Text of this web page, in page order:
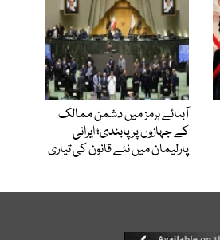
آبنائے ہرمز میں دشمن ممالک
کے جہازوں پر پابندی؛ ایرانی
پارلیمان میں نئے قانون کی تیاری